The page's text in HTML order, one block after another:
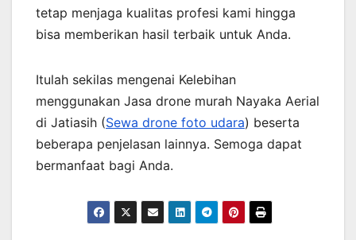
tetap menjaga kualitas profesi kami hingga
bisa memberikan hasil terbaik untuk Anda.
Itulah sekilas mengenai Kelebihan
menggunakan Jasa drone murah Nayaka Aerial
di Jatiasih (Sewa drone foto udara) beserta
beberapa penjelasan lainnya. Semoga dapat
bermanfaat bagi Anda.